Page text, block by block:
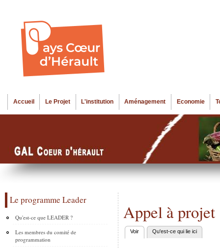
Menu principal
Accueil Le Projet L'institution Aménagement Economie
Le programme Leader
Qu'est-ce que LEADER ?
Les membres du comité de
programmation
Appel à
Onglets principaux
Voir (onglet actif)
Qu'est-ce qui lie ici